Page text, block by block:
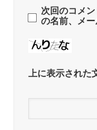
次回のコメ
の名前、メー
上に表示された